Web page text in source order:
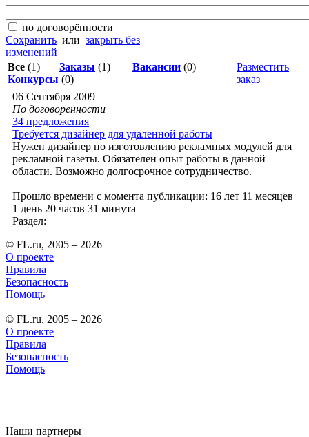
по договорённости
Сохранить или закрыть без
изменений
Все (1) Заказы (1) Вакансии (0)
Конкурсы (0)
Разместить
заказ
06 Сентября 2009
По договоренности
34 предложения
Требуется дизайнер для удаленной работы
Нужен дизайнер по изготовлению рекламных модулей для
рекламной газеты. Обязателен опыт работы в данной
области. Возможно долгосрочное сотрудничество.
Прошло времени с момента публикации: 16 лет 11 месяцев
1 день 20 часов 31 минута
Раздел:
© FL.ru, 2005 – 2026
О проекте
Правила
Безопасность
Помощь
© FL.ru, 2005 – 2026
О проекте
Правила
Безопасность
Помощь
Наши партнеры